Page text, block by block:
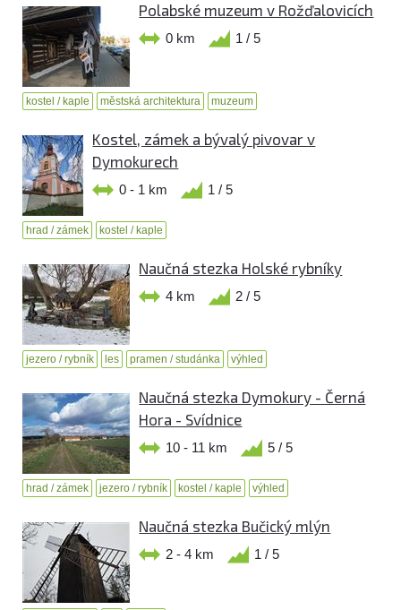
Polabské muzeum v Rožďalovicích
0 km 1 / 5
kostel / kaple městská architektura muzeum
Kostel, zámek a bývalý pivovar v
Dymokurech
0 - 1 km 1 / 5
hrad / zámek kostel / kaple
Naučná stezka Holské rybníky
4 km 2 / 5
jezero / rybník les pramen / studánka výhled
Naučná stezka Dymokury - Černá
Hora - Svídnice
10 - 11 km 5 / 5
hrad / zámek jezero / rybník kostel / kaple výhled
Naučná stezka Bučický mlýn
2 - 4 km 1 / 5